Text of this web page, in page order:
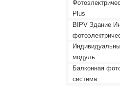
Plus
BIPV Здание
модуль
Балконная
система